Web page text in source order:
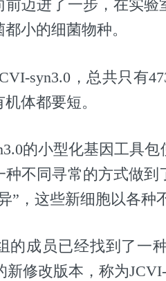
前迈进了一步，在实
小的细菌物种。
syn3.0，总共只有
体都要短。
的小型化基因工具
种不同寻常的方式做
”，这些新细胞以各种
的成员已经找到了一
修改版本，称为JCVI-